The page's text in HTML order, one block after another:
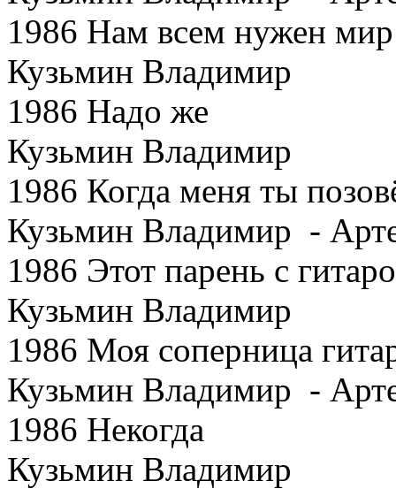
1986 Нам всем нужен мир
Кузьмин Владимир
1986 Надо же
Кузьмин Владимир
1986 Когда меня ты
Кузьмин Владимир -
1986 Этот парень с
Кузьмин Владимир
1986 Моя соперница
Кузьмин Владимир -
1986 Некогда
Кузьмин Владимир